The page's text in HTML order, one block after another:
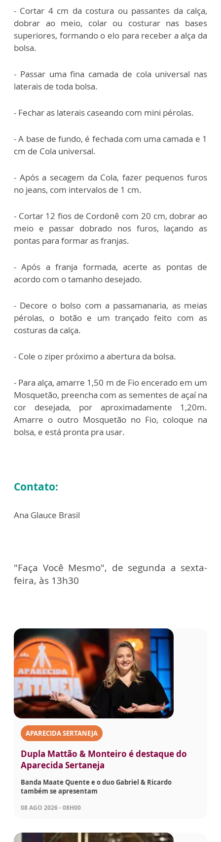
- Cortar 4 cm da costura ou passantes da calça,
dobrar ao meio, colar ou costurar nas bases
superiores, formando o elo para receber a alça da
bolsa.
- Passar uma fina camada de cola universal nas
laterais de toda bolsa.
- Fechar as laterais caseando com mini pérolas.
- A base de fundo, é fechada com uma camada e 1
cm de Cola universal.
- Após a secagem da Cola, fazer pequenos furos
no jeans, com intervalos de 1 cm.
- Cortar 12 fios de Cordonê com 20 cm, dobrar ao
meio e passar dobrado nos furos, laçando as
pontas para formar as franjas.
- Após a franja formada, acerte as pontas de
acordo com o tamanho desejado.
- Decore o bolso com a passamanaria, as meias
pérolas, o botão e um trançado feito com as
costuras da calça.
- Cole o ziper próximo a abertura da bolsa.
- Para alça, amarre 1,50 m de Fio encerado em um
Mosquetão, preencha com as sementes de açaí na
cor desejada, por aproximadamente 1,20m.
Amarre o outro Mosquetão no Fio, coloque na
bolsa, e está pronta pra usar.
Contato:
Ana Glauce Brasil
"Faça Você Mesmo", de segunda a sexta-
feira, às 13h30
APARECIDA SERTANEJA
Dupla Mattão & Monteiro é destaque do
Aparecida Sertaneja
Banda Maate Quente e o duo Gabriel & Ricardo
também se apresentam
08 AGO 2026 - 08H00